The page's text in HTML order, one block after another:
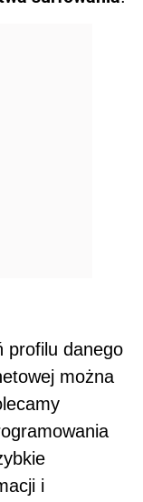
profilu danego
można
i